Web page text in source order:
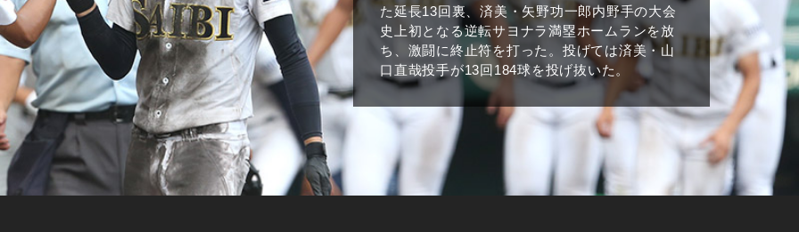
た延長13回裏、済美・矢野功一郎内野手の大会
史上初となる逆転サヨナラ満塁ホームランを放
ち、激闘に終止符を打った。投げては済美・山
口直哉投手が13回184球を投げ抜いた。